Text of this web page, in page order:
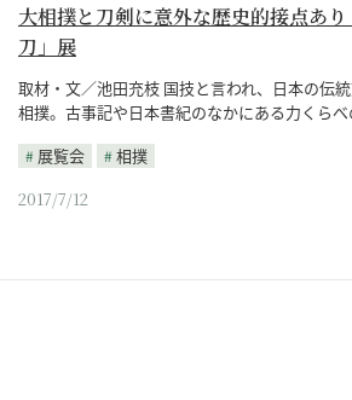
大相撲と刀剣に意外な歴史的接点あ
刀」展
取材・文／池田充枝 国技と言われ、日本の伝
相撲。古事記や日本書紀のなかにある力くら
展覧会
相撲
2017/7/12